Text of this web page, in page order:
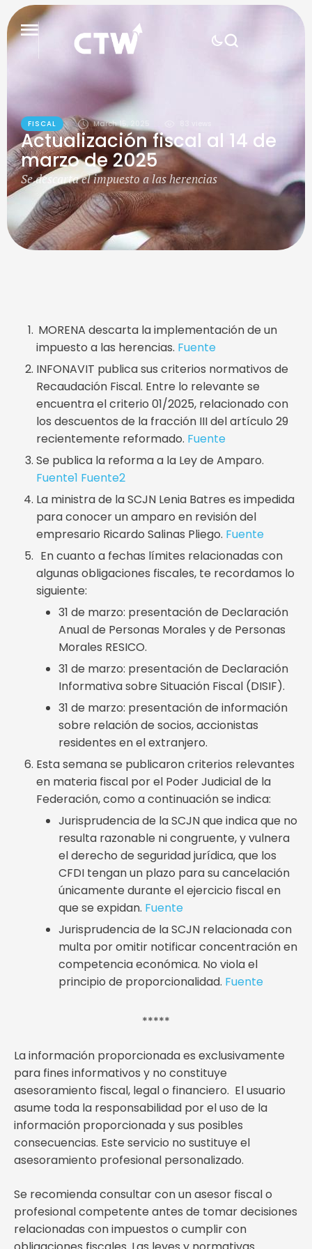
FISCAL March 15, 2025
Actualización fiscal al 14 de
marzo de 2025
Se descarta el impuesto a las herencias
MORENA descarta la implementación de un
impuesto a las herencias. Fuente
INFONAVIT publica sus criterios normativos de
Recaudación Fiscal. Entre lo relevante se
encuentra el criterio 01/2025, relacionado con
los descuentos de la fracción III del artículo 29
recientemente reformado. Fuente
Se publica la reforma a la Ley de Amparo.
Fuente1 Fuente2
La ministra de la SCJN Lenia Batres es impedida
para conocer un amparo en revisión del
empresario Ricardo Salinas Pliego. Fuente
En cuanto a fechas límites relacionadas con
algunas obligaciones fiscales, te recordamos lo
siguiente:
31 de marzo: presentación de Declaración
Anual de Personas Morales y de Personas
Morales RESICO.
31 de marzo: presentación de Declaración
Informativa sobre Situación Fiscal (DISIF).
31 de marzo: presentación de información
sobre relación de socios, accionistas
residentes en el extranjero.
Esta semana se publicaron criterios relevantes
en materia fiscal por el Poder Judicial de la
Federación, como a continuación se indica:
Jurisprudencia de la SCJN que indica que no
resulta razonable ni congruente, y vulnera
el derecho de seguridad jurídica, que los
CFDI tengan un plazo para su cancelación
únicamente durante el ejercicio fiscal en
que se expidan. Fuente
Jurisprudencia de la SCJN relacionada con
multa por omitir notificar concentración en
competencia económica. No viola el
principio de proporcionalidad. Fuente
*****
La información proporcionada es exclusivamente
para fines informativos y no constituye
asesoramiento fiscal, legal o financiero. El usuario
asume toda la responsabilidad por el uso de la
información proporcionada y sus posibles
consecuencias. Este servicio no sustituye el
asesoramiento profesional personalizado.
Se recomienda consultar con un asesor fiscal o
profesional competente antes de tomar decisiones
relacionadas con impuestos o cumplir con